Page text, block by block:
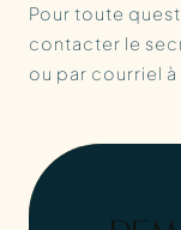
Pour toute
contacter le
ou par courriel